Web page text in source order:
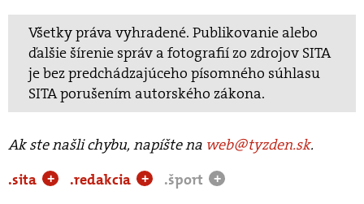
Všetky práva vyhradené. Publikovanie alebo
ďalšie šírenie správ a fotografií zo zdrojov SITA
je bez predchádzajúceho písomného súhlasu
SITA porušením autorského zákona.
Ak ste našli chybu, napíšte na web@tyzden.sk.
.sita
+ .redakcia + .šport +